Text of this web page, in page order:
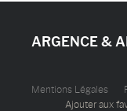
ARGENCE &
Mentions Légales
Ajouter aux